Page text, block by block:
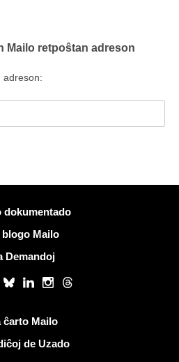
Mailo retpoŝtan adreson
adreson:
dokumentado
blogo Mailo
Demandoj
BlueskyLinkedInInstagram
Threads
ĉarto Mailo
de Uzado